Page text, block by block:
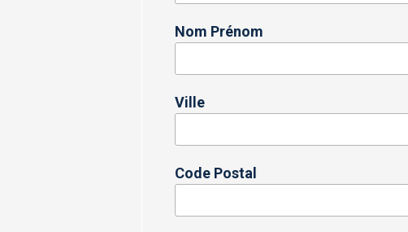
Nom Prénom
Ville
Code Postal